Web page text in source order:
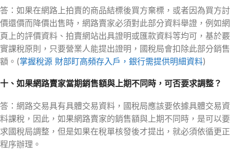
答：如果在網路上拍賣的商品結標後買方棄標，或者因為買方討
價還價而降價出售時，網路賣家必須對此部分資料舉證，例如網
頁上的評價資料、拍賣網站出具證明或匯款資料等均可，基於覈
實課稅原則，只要營業人能提出證明，國稅局會扣除此部分銷售
額。(掌握稅源 財部盯高頻存入戶，銀行需提供明細資料)
十、如果網路賣家當期銷售額與上期不同時，可否要求調整？
答：網路交易具有具體交易資料，國稅局應該要依據具體交易資
料課稅，因此，如果網路賣家的銷售額與上期不同時，是可以要
求國稅局調整，但是如果在稅單核發後才提出，就必須依循更正
程序辦理。